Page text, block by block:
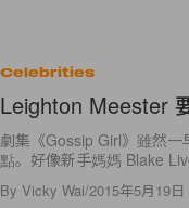
Celebrities
Leighton Meester
劇集《Gossip Girl》雖然
點。好像新手媽媽 Blake
By Vicky Wai/2015年5月19日